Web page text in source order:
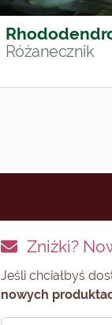
Różanecznik
Zniżki?
Jeśli chciałbyś
nowych